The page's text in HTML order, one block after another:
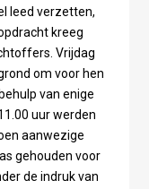
leed verzetten,
kreeg
Vrijdag
om voor hen
van enige
uur werden
aanwezige
gehouden voor
de indruk van